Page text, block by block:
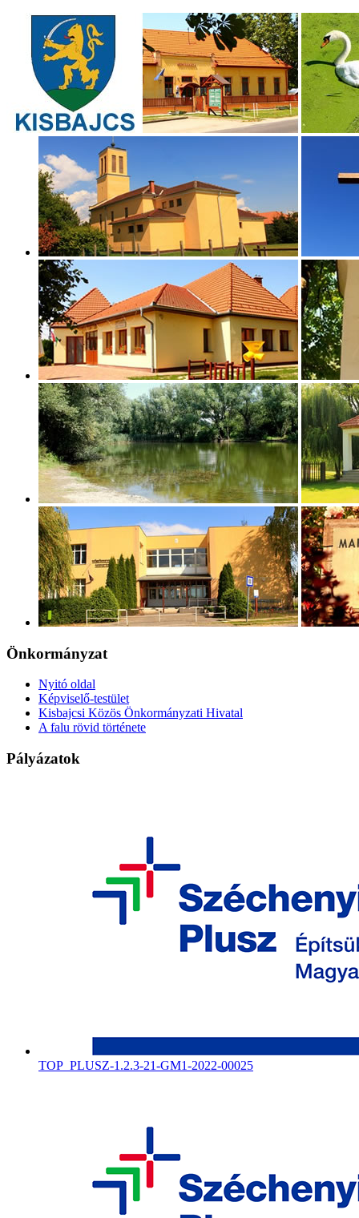
Önkormányzat
Nyitó oldal
Képviselő-testület
Kisbajcsi Közös Önkormányzati Hivatal
A falu rövid története
Pályázatok
TOP_PLUSZ-1.2.3-21-GM1-2022-00025